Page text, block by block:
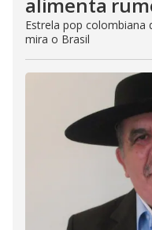
alimenta
Estrela pop colombiana
mira o Brasil